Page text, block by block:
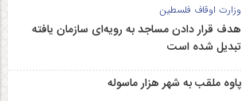
وزارت اوقاف فلسطین
هدف قرار دادن مساجد به رویه‌ای سازمان‌ یافته
تبدیل شده است
پاوه ملقب به شهر هزار ماسوله